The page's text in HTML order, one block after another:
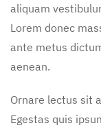
aliquam
Lorem donec
ante metus
aenean.
Ornare lectus sit
Egestas quis